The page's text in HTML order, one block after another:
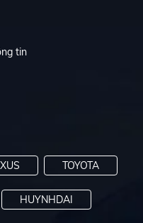
tin
TOYOTA
HUYNHDAI